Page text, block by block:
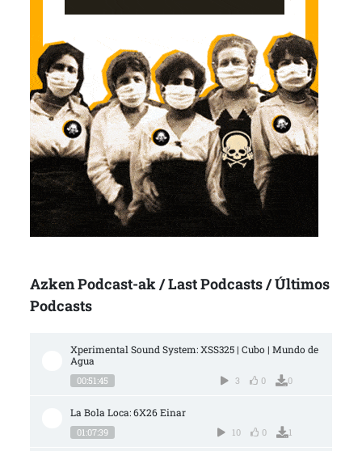
Azken Podcast-ak / Last Podcasts / Últimos
Podcasts
Xperimental Sound System: XSS325 | Cubo | Mundo de
Agua
00:51:45 3 0 0
La Bola Loca: 6X26 Einar
01:07:39 10 0 1